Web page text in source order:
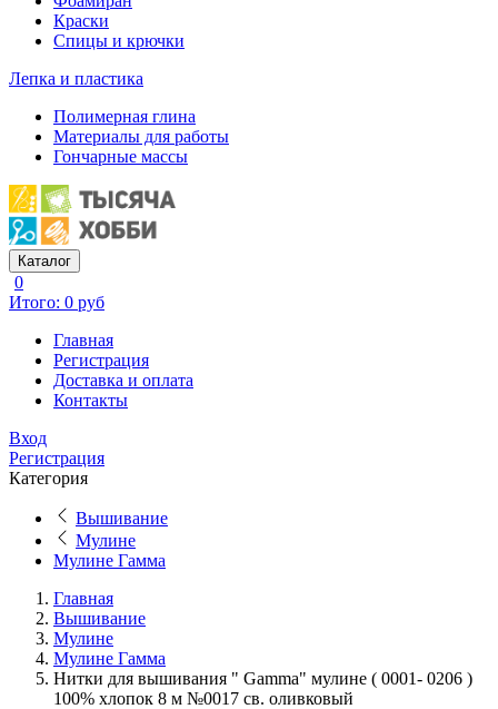
Краски
Спицы и крючки
Лепка и пластика
Полимерная глина
Материалы для работы
Гончарные массы
Каталог
0
Итого: 0 руб
Главная
Регистрация
Доставка и оплата
Контакты
Вход
Регистрация
Категория
Вышивание
Мулине
Мулине Гамма
Главная
Вышивание
Мулине
Мулине Гамма
Нитки для вышивания " Gamma" мулине ( 0001- 0206 )
100% хлопок 8 м №0017 св. оливковый